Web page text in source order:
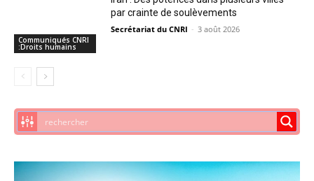
Communiqués CNRI
:Droits humains
par crainte de soulèvements
Secrétariat du CNRI - 3 août 2026